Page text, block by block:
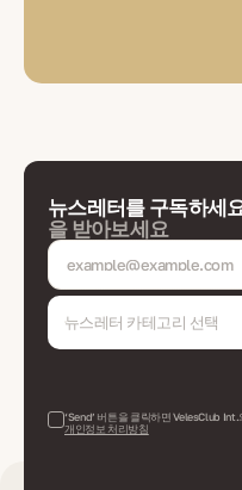
뉴스레터를 구독하세
을 받아보세요
뉴스레터 카테고리 선택
‘Send’ 버튼을 클릭하면 VelesClub
개인정보 처리방침